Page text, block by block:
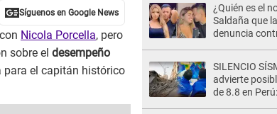
Nicola Porcella, pero
sobre el desempeño
para el capitán histórico
¿Quién es el
Saldaña que
denuncia
de 'La Bella
SILENCIO
advierte
de 8.8 en